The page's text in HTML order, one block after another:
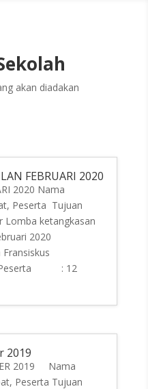
akan diadakan
FEBRUARI 2020
2020 Nama
Peserta Tujuan
Lomba ketangkasan
2020
: 12
2019
2019 Nama
Peserta Tujuan